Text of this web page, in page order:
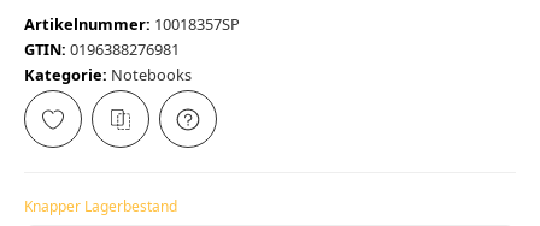
Artikelnummer: 10018357SP
GTIN: 0196388276981
Kategorie: Notebooks
Knapper Lagerbestand